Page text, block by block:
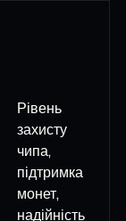
Рівень
захисту
чипа,
підтримка
монет,
надійність